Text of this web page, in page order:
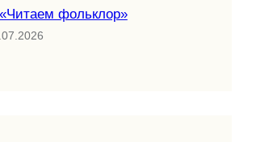
«Читаем фольклор»